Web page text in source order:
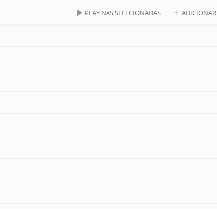
PLAY NAS SELECIONADAS ADICIONAR